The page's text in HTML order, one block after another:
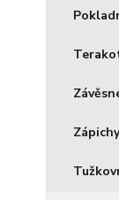
Zápichy